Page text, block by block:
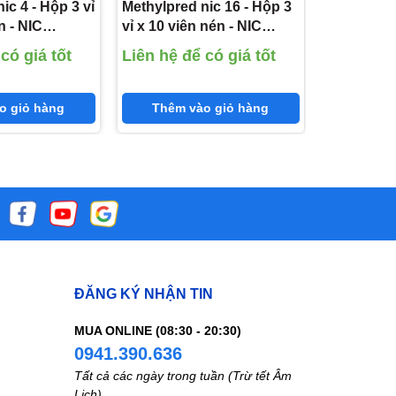
4 - Hộp 3 vỉ
- NIC
4mg)
giá tốt
giỏ hàng
Methylpred nic 16 - Hộp 3
vỉ x 10 viên nén - NIC
Pharma
(Methylprednisolone
Liên hệ để có giá tốt
Thêm vào giỏ hàng
ĐĂNG KÝ NHẬN TIN
MUA ONLINE (08:30 - 20:30)
0941.390.636
Tất cả các ngày trong tuần (Trừ tết Âm